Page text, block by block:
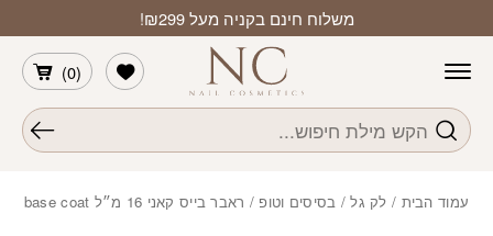
משלוח חינם בקניה מעל ₪299!
חיפוש
(
0
)
הרשימה שלי
עמוד הבית / לק גל/ בסיסים וטופ / ראבר בייס קאני 16 מ״ל base coat